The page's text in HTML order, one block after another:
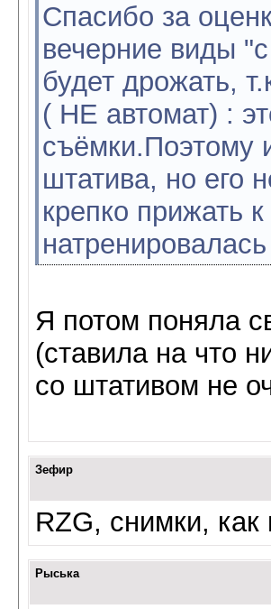
Спасибо за
вечерние виды
будет дрожать,
( НЕ автомат) :
съёмки.Поэтому
штатива, но его
крепко прижать
натренировалась
Я потом поняла
(ставила на что
со штативом не
Зефир
RZG, снимки, как
Рыська